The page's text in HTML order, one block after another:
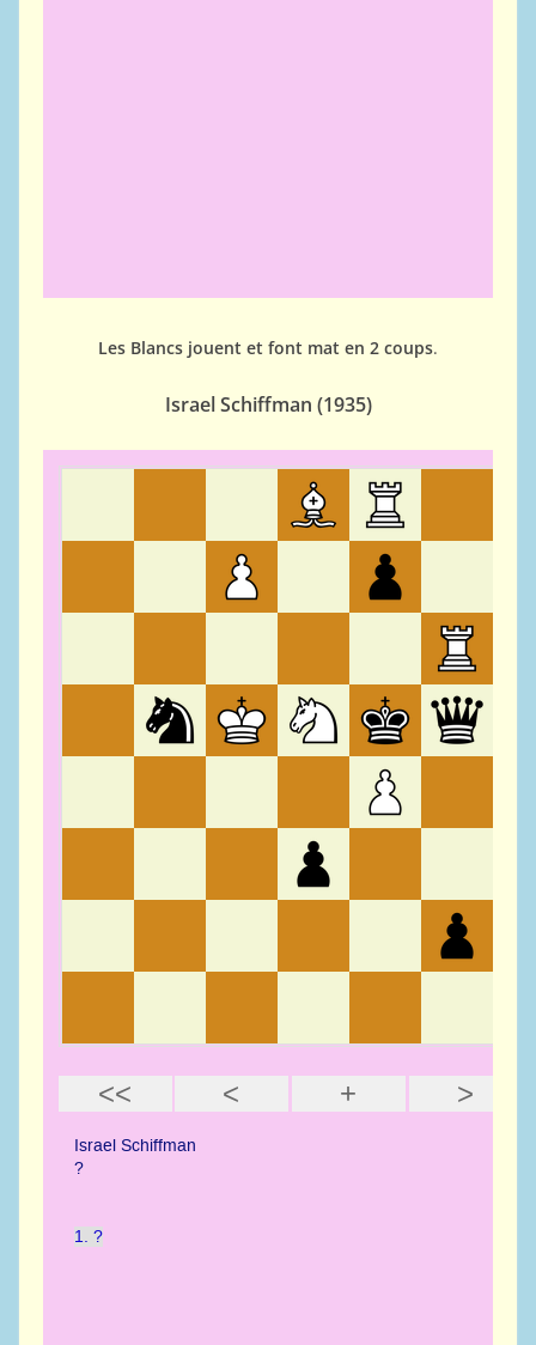
Les Blancs jouent et font mat en 2 coups.
Israel Schiffman (1935)